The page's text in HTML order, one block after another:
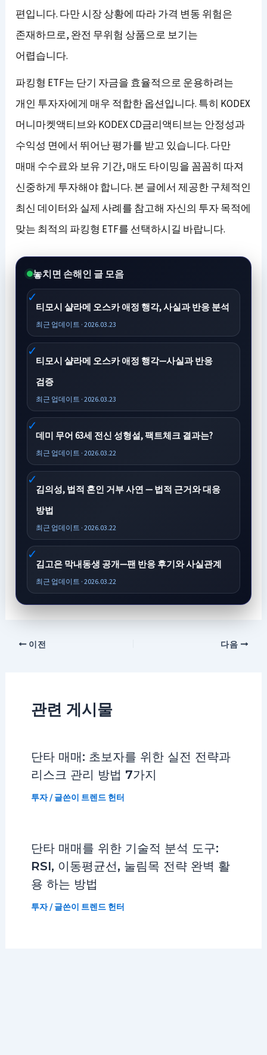
편입니다. 다만 시장 상황에 따라 가격 변동 위험은
존재하므로, 완전 무위험 상품으로 보기는
어렵습니다.
파킹형 ETF는 단기 자금을 효율적으로 운용하려는
개인 투자자에게 매우 적합한 옵션입니다. 특히 KODEX
머니마켓액티브와 KODEX CD금리액티브는 안정성과
수익성 면에서 뛰어난 평가를 받고 있습니다. 다만
매매 수수료와 보유 기간, 매도 타이밍을 꼼꼼히 따져
신중하게 투자해야 합니다. 본 글에서 제공한 구체적인
최신 데이터와 실제 사례를 참고해 자신의 투자 목적에
맞는 최적의 파킹형 ETF를 선택하시길 바랍니다.
놓치면 손해인 글 모음
티모시 샬라메 오스카 애정 행각, 사실과 반응 분석
최근 업데이트 · 2026.03.23
티모시 샬라메 오스카 애정 행각—사실과 반응
검증
최근 업데이트 · 2026.03.23
데미 무어 63세 전신 성형설, 팩트체크 결과는?
최근 업데이트 · 2026.03.22
김의성, 법적 혼인 거부 사연 — 법적 근거와 대응
방법
최근 업데이트 · 2026.03.22
김고은 막내동생 공개—팬 반응 후기와 사실관계
최근 업데이트 · 2026.03.22
이전 다음
관련 게시물
단타 매매: 초보자를 위한 실전 전략과
리스크 관리 방법 7가지
투자/ 글쓴이 트렌드 헌터
단타 매매를 위한 기술적 분석 도구:
RSI, 이동평균선, 눌림목 전략 완벽 활
용 하는 방법
투자/ 글쓴이 트렌드 헌터